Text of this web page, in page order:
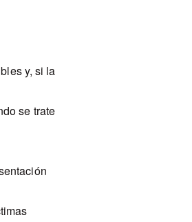
y, si la
se trate